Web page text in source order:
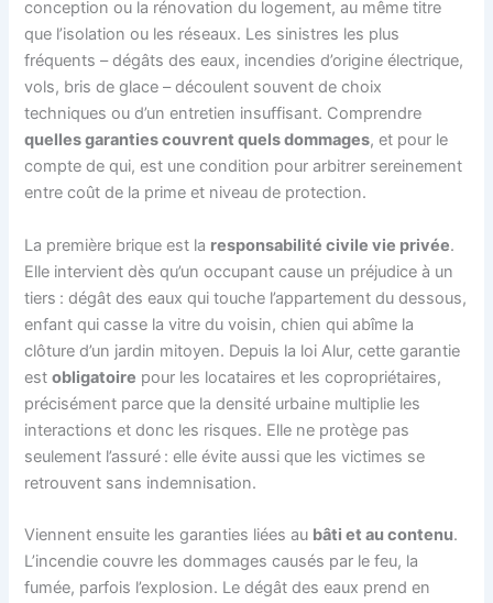
conception ou la rénovation du logement, au même titre
que l’isolation ou les réseaux. Les sinistres les plus
fréquents – dégâts des eaux, incendies d’origine électrique,
vols, bris de glace – découlent souvent de choix
techniques ou d’un entretien insuffisant. Comprendre
quelles garanties couvrent quels dommages, et pour le
compte de qui, est une condition pour arbitrer sereinement
entre coût de la prime et niveau de protection.
La première brique est la responsabilité civile vie privée.
Elle intervient dès qu’un occupant cause un préjudice à un
tiers : dégât des eaux qui touche l’appartement du dessous,
enfant qui casse la vitre du voisin, chien qui abîme la
clôture d’un jardin mitoyen. Depuis la loi Alur, cette garantie
estobligatoire pour les locataires et les copropriétaires,
précisément parce que la densité urbaine multiplie les
interactions et donc les risques. Elle ne protège pas
seulement l’assuré : elle évite aussi que les victimes se
retrouvent sans indemnisation.
Viennent ensuite les garanties liées au bâti et au contenu.
L’incendie couvre les dommages causés par le feu, la
fumée, parfois l’explosion. Le dégât des eaux prend en